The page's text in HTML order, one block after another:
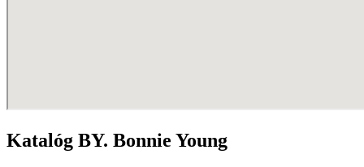
Katalóg BY. Bonnie Young